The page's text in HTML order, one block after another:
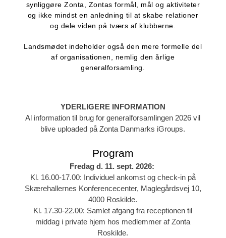
synliggøre Zonta, Zontas formål, mål og aktiviteter
og ikke mindst en anledning til at skabe relationer
og dele viden på tværs af klubberne.
Landsmødet indeholder også den mere formelle del
af organisationen, nemlig den årlige
generalforsamling.
YDERLIGERE INFORMATION
Al information til brug for generalforsamlingen 2026 vil
blive uploaded på Zonta Danmarks iGroups.
Program
Fredag d. 11. sept. 2026:
Kl. 16.00-17.00: Individuel ankomst og check-in på
Skærehallernes Konferencecenter, Maglegårdsvej 10,
4000 Roskilde.
Kl. 17.30-22.00: Samlet afgang fra receptionen til
middag i private hjem hos medlemmer af Zonta
Roskilde.